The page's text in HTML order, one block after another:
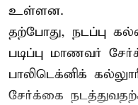
உள்ளன.
தற்போது, நடப்பு
படிப்பு மாணவர்
பாலிடெக்னிக்
சேர்க்கை